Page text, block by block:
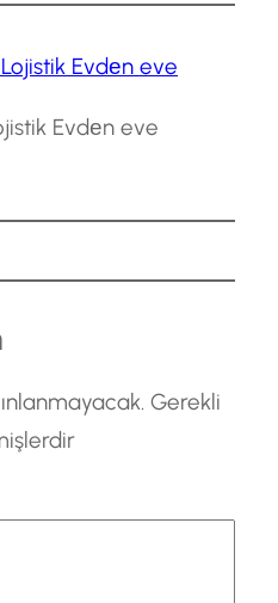
Evdеn eve
Gerekli